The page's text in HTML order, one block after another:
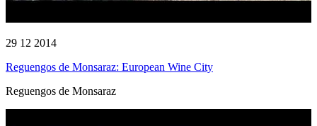
29 12 2014
Reguengos de Monsaraz: European Wine City
Reguengos de Monsaraz